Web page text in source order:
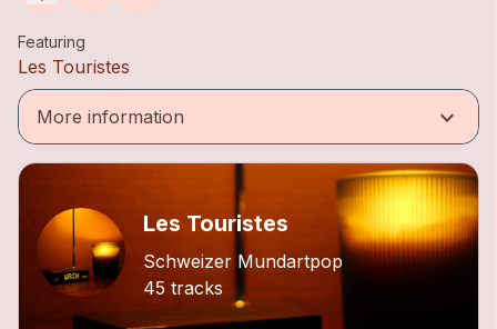
Featuring
Les Touristes
More information keyboard_arrow_down
Les Touristes
Schweizer Mundartpop
45 tracks